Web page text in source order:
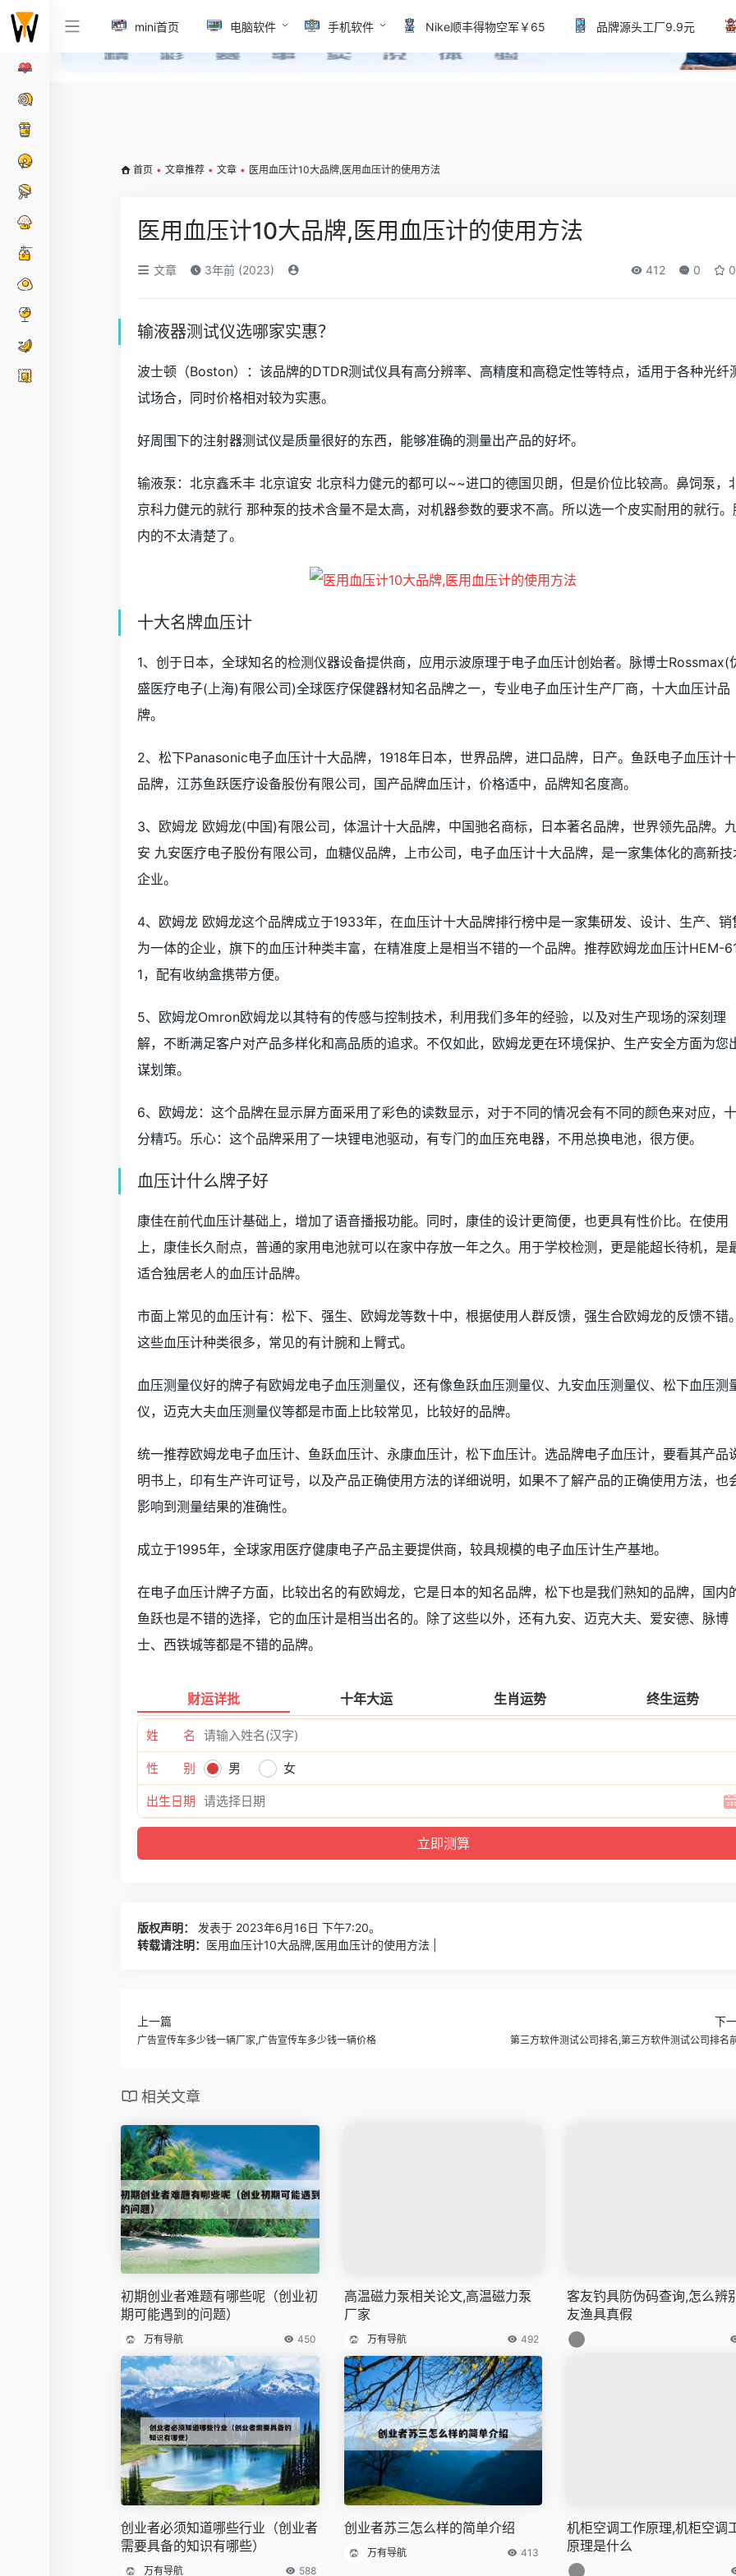
mini首页 电脑软件 手机软件 Nike顺丰得物空军￥65 品牌源头工厂9.9元
首页 • 文章推荐 • 文章 • 医用血压计10大品牌,医用血压计的使用方法
医用血压计10大品牌,医用血压计的使用方法
文章 3年前 (2023) 412 0 0
输液器测试仪选哪家实惠？
波士顿（Boston）：该品牌的DTDR测试仪具有高分辨率、高精度和高稳定性等特点，适用于各种光纤
试场合，同时价格相对较为实惠。
好周围下的注射器测试仪是质量很好的东西，能够准确的测量出产品的好坏。
输液泵：北京鑫禾丰 北京谊安 北京科力健元的都可以~~进口的德国贝朗，但是价位比较高。鼻饲泵，
京科力健元的就行 那种泵的技术含量不是太高，对机器参数的要求不高。所以选一个皮实耐用的就行。
内的不太清楚了。
十大名牌血压计
1、创于日本，全球知名的检测仪器设备提供商，应用示波原理于电子血压计创始者。脉博士Rossmax(
盛医疗电子(上海)有限公司)全球医疗保健器材知名品牌之一，专业电子血压计生产厂商，十大血压计品
牌。
2、松下Panasonic电子血压计十大品牌，1918年日本，世界品牌，进口品牌，日产。鱼跃电子血压计
品牌，江苏鱼跃医疗设备股份有限公司，国产品牌血压计，价格适中，品牌知名度高。
3、欧姆龙 欧姆龙(中国)有限公司，体温计十大品牌，中国驰名商标，日本著名品牌，世界领先品牌。
安 九安医疗电子股份有限公司，血糖仪品牌，上市公司，电子血压计十大品牌，是一家集体化的高新技
企业。
4、欧姆龙 欧姆龙这个品牌成立于1933年，在血压计十大品牌排行榜中是一家集研发、设计、生产、销
为一体的企业，旗下的血压计种类丰富，在精准度上是相当不错的一个品牌。推荐欧姆龙血压计HEM-
1，配有收纳盒携带方便。
5、欧姆龙Omron欧姆龙以其特有的传感与控制技术，利用我们多年的经验，以及对生产现场的深刻理
解，不断满足客户对产品多样化和高品质的追求。不仅如此，欧姆龙更在环境保护、生产安全方面为您
谋划策。
6、欧姆龙：这个品牌在显示屏方面采用了彩色的读数显示，对于不同的情况会有不同的颜色来对应，十
分精巧。乐心：这个品牌采用了一块锂电池驱动，有专门的血压充电器，不用总换电池，很方便。
血压计什么牌子好
康佳在前代血压计基础上，增加了语音播报功能。同时，康佳的设计更简便，也更具有性价比。在使用
上，康佳长久耐点，普通的家用电池就可以在家中存放一年之久。用于学校检测，更是能超长待机，是
适合独居老人的血压计品牌。
市面上常见的血压计有：松下、强生、欧姆龙等数十中，根据使用人群反馈，强生合欧姆龙的反馈不错
这些血压计种类很多，常见的有计腕和上臂式。
血压测量仪好的牌子有欧姆龙电子血压测量仪，还有像鱼跃血压测量仪、九安血压测量仪、松下血压测
仪，迈克大夫血压测量仪等都是市面上比较常见，比较好的品牌。
统一推荐欧姆龙电子血压计、鱼跃血压计、永康血压计，松下血压计。选品牌电子血压计，要看其产品
明书上，印有生产许可证号，以及产品正确使用方法的详细说明，如果不了解产品的正确使用方法，也
影响到测量结果的准确性。
成立于1995年，全球家用医疗健康电子产品主要提供商，较具规模的电子血压计生产基地。
在电子血压计牌子方面，比较出名的有欧姆龙，它是日本的知名品牌，松下也是我们熟知的品牌，国内
鱼跃也是不错的选择，它的血压计是相当出名的。除了这些以外，还有九安、迈克大夫、爱安德、脉博
士、西铁城等都是不错的品牌。
财运详批 十年大运 生肖运势 终生运势
姓 名
性 别 男 女
出生日期
版权声明：
发表于 2023年6月16日 下午7:20。
转载请注明： 医用血压计10大品牌,医用血压计的使用方法 |
上一篇
广告宣传车多少钱一辆厂家,广告宣传车多少钱一辆价格
下
第三方软件测试公司排名,第三方软件测试公司排名
相关文章
初期创业者难题有哪些呢（创业初
期可能遇到的问题）
万有导航 450
高温磁力泵相关论文,高温磁力泵
厂家
万有导航 492
客友钓具防伪码查询,怎么辨
友渔具真假
创业者必须知道哪些行业（创业者
需要具备的知识有哪些）
万有导航 588
创业者苏三怎么样的简单介绍
万有导航 413
机柜空调工作原理,机柜空调
原理是什么